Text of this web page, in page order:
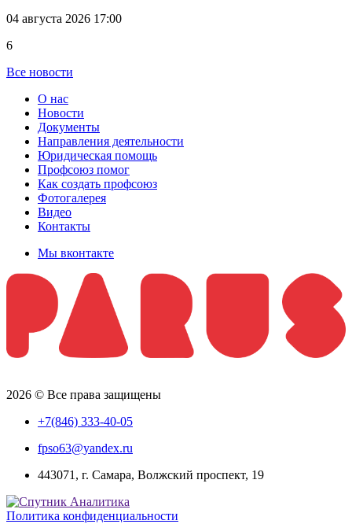
04 августа 2026 17:00
6
Все новости
О нас
Новости
Документы
Направления деятельности
Юридическая помощь
Профсоюз помог
Как создать профсоюз
Фотогалерея
Видео
Контакты
Мы вконтакте
2026 © Все права защищены
+7(846) 333-40-05
fpso63@yandex.ru
443071, г. Самара, Волжский проспект, 19
Политика конфиденциальности